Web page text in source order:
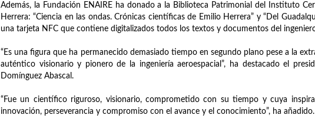
Además, la Fundación ENAIRE ha donado a la Biblioteca Patrimonial del Instituto
Herrera: “Ciencia en las ondas. Crónicas científicas de Emilio Herrera” y “Del
una tarjeta NFC que contiene digitalizados todos los textos y documentos del
“Es una figura que ha permanecido demasiado tiempo en segundo plano pese a la
auténtico visionario y pionero de la ingeniería aeroespacial”, ha destacado el
Domínguez Abascal.
“Fue un científico riguroso, visionario, comprometido con su tiempo y cuya
innovación, perseverancia y compromiso con el avance y el conocimiento”, ha añadido.